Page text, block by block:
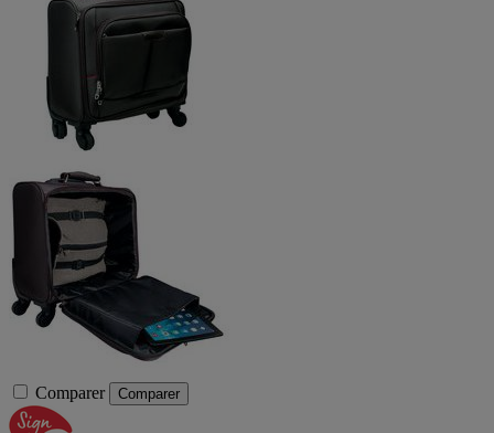
Comparer Comparer